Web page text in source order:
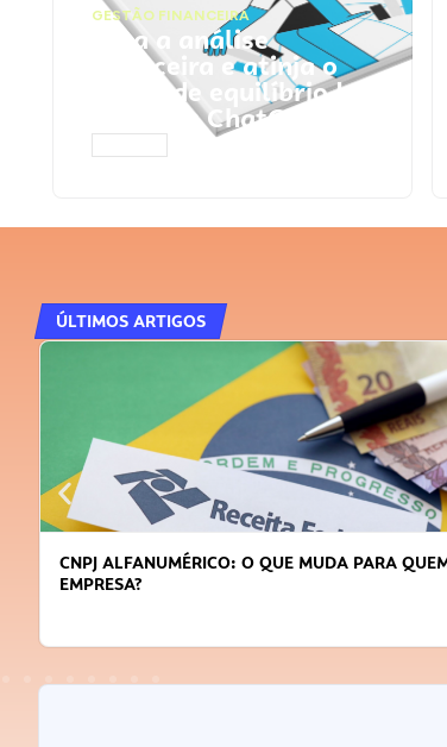
GESTÃO FINANCEIRA
Faça a análise
financeira e atinja o
ponto de equilíbrio |
Prompts ChatGPT
ÚLTIMOS ARTIGOS
CNPJ ALFANUMÉRICO: O QUE MUDA PARA
EMPRESA?